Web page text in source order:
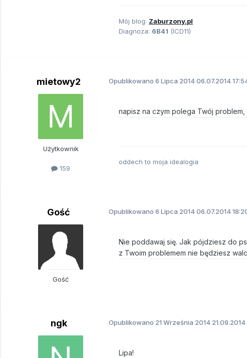
Mój blog: Zaburzony.pl
Diagnoza: 6B41 (ICD11)
mietowy2
Użytkownik
159
Opublikowano 6 Lipca 201406.07.2014
napisz na czym polega Twój
oddech to moja idealogia
Gość
Gość
Opublikowano 6 Lipca 201406.07.2014
Nie poddawaj się. Jak pójdziesz do
z Twoim problemem nie będziesz
ngk Opublikowano 21 Września 2014 21.09.2014
Lipa!